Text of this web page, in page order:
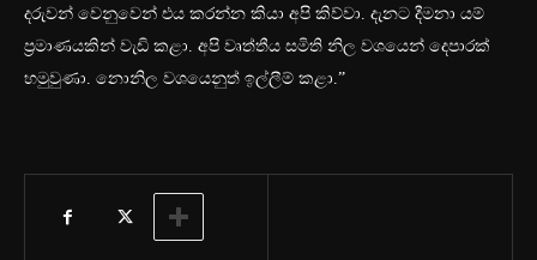
දරුවන් වෙනුවෙන් එය කරන්න කියා අපි කිව්වා. දැනට දීමනා යම්
ප්‍රමාණයකින් වැඩි කළා. අපි වෘත්තීය සමිති නිල වශයෙන් දෙපාරක්
හමුවුණා. න‍ොනිල වශයෙනුත් ඉල්ලීම් කළා.”